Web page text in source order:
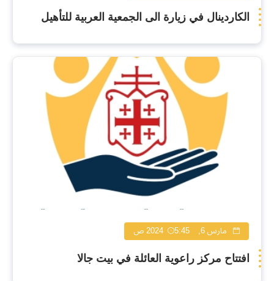
الكاردينال في زيارة الى الجمعية العربية للتأهيل
مارس 6, 2024 5:45 ص
افتتاح مركز راعوية العائلة في بيت جالا